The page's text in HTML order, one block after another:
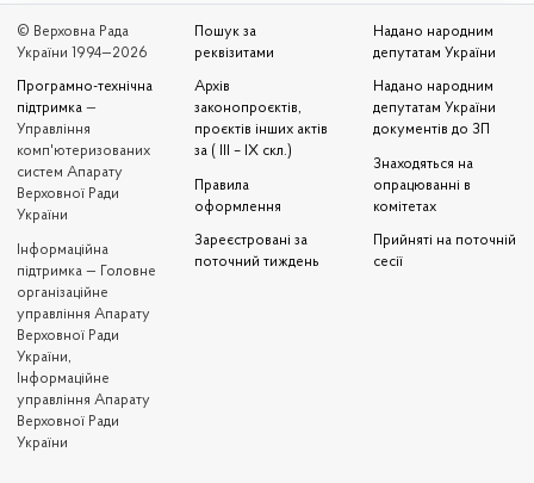
© Верховна Рада
України 1994—2026
Програмно-технічна
підтримка —
Управління
комп'ютеризованих
систем Апарату
Верховної Ради
України
Iнформаційна
підтримка — Головне
організаційне
управління Апарату
Верховної Ради
України,
Інформаційне
управління Апарату
Верховної Ради
України
Пошук за
реквізитами
Архів
законопроєктів,
проєктів інших актів
за ( III – IX скл.)
Правила
оформлення
Зареєстровані за
поточний тиждень
Надано народним
депутатам України
Надано народним
депутатам України
документів до ЗП
Знаходяться на
опрацюванні в
комітетах
Прийняті на поточній
сесії